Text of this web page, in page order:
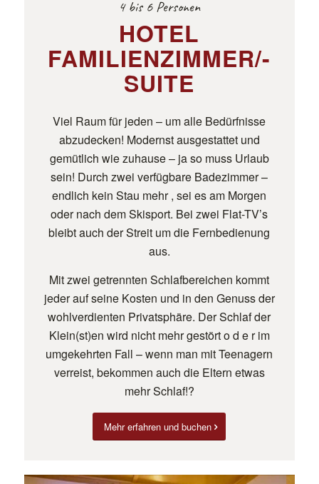
4 bis 6 Personen
HOTEL
FAMILIENZIMMER/-
SUITE
Viel Raum für jeden – um alle Bedürfnisse
abzudecken! Modernst ausgestattet und
gemütlich wie zuhause – ja so muss Urlaub
sein! Durch zwei verfügbare Badezimmer –
endlich kein Stau mehr , sei es am Morgen
oder nach dem Skisport. Bei zwei Flat-TV’s
bleibt auch der Streit um die Fernbedienung
aus.
Mit zwei getrennten Schlafbereichen kommt
jeder auf seine Kosten und in den Genuss der
wohlverdienten Privatsphäre. Der Schlaf der
Klein(st)en wird nicht mehr gestört o d e r im
umgekehrten Fall – wenn man mit Teenagern
verreist, bekommen auch die Eltern etwas
mehr Schlaf!?
Mehr erfahren und buchen